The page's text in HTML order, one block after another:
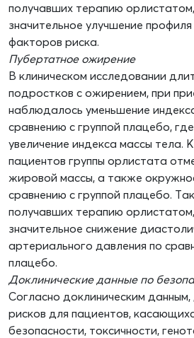
получавших терапию
значительное улучшение
факторов риска.
Пубертатное ожирение
В клиническом исследовании
подростков с ожирением, при
наблюдалось уменьшение
сравнению с группой плацебо,
увеличение индекса массы тела.
пациентов группы орлистата
жировой массы, а также
сравнению с группой плацебо.
получавших терапию
значительное снижение
артериального давления по
плацебо.
Доклинические данные по
Согласно доклиническим
рисков для пациентов,
безопасности, токсичности,